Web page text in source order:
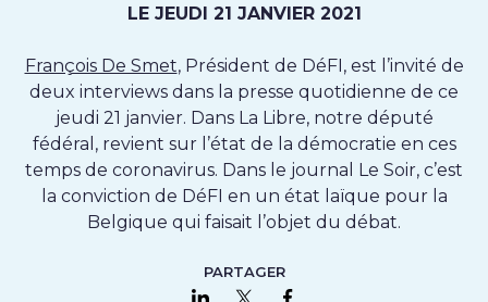
LE JEUDI 21 JANVIER 2021
François De Smet, Président de DéFI, est l’invité de
deux interviews dans la presse quotidienne de ce
jeudi 21 janvier. Dans La Libre, notre député
fédéral, revient sur l’état de la démocratie en ces
temps de coronavirus. Dans le journal Le Soir, c’est
la conviction de DéFI en un état laïque pour la
Belgique qui faisait l’objet du débat.
PARTAGER